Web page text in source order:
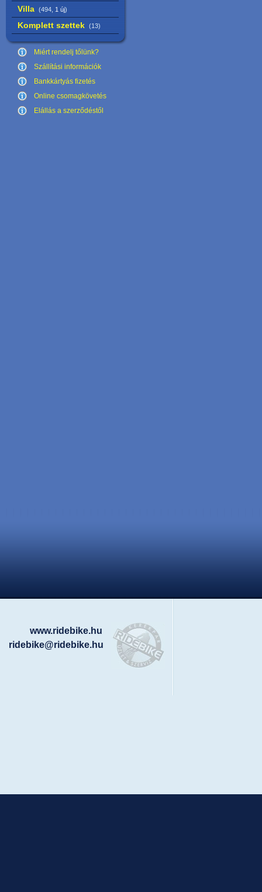
Villa (494, 1 új)
Komplett szettek (13)
Miért rendelj tőlünk?
Szállítási információk
Bankkártyás fizetés
Online csomagkövetés
Elállás a szerződéstől
www.ridebike.hu
ridebike@ridebike.hu